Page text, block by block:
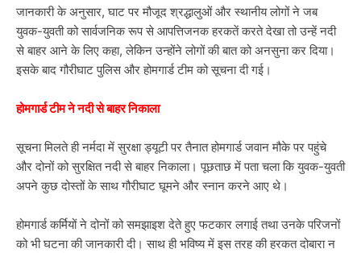
जानकारी के अनुसार, घाट पर मौजूद श्रद्धालुओं और स्थानीय लोगों ने जब
युवक-युवती को सार्वजनिक रूप से आपत्तिजनक हरकतें करते देखा तो उन्हें नदी
से बाहर आने के लिए कहा, लेकिन उन्होंने लोगों की बात को अनसुना कर दिया।
इसके बाद गौरीघाट पुलिस और होमगार्ड टीम को सूचना दी गई।
होमगार्ड टीम ने नदी से बाहर निकाला
सूचना मिलते ही नर्मदा में सुरक्षा ड्यूटी पर तैनात होमगार्ड जवान मौके पर पहुंचे
और दोनों को सुरक्षित नदी से बाहर निकाला। पूछताछ में पता चला कि युवक-युवती
अपने कुछ दोस्तों के साथ गौरीघाट घूमने और स्नान करने आए थे।
होमगार्ड कर्मियों ने दोनों को समझाइश देते हुए फटकार लगाई तथा उनके परिजनों
को भी घटना की जानकारी दी। साथ ही भविष्य में इस तरह की हरकत दोबारा न